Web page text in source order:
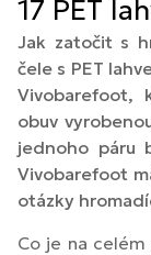
17 PET
Jak zatočit s
čele s PET
Vivobarefoot,
obuv
jednoho páru
Vivobarefoot
otázky
Co je na